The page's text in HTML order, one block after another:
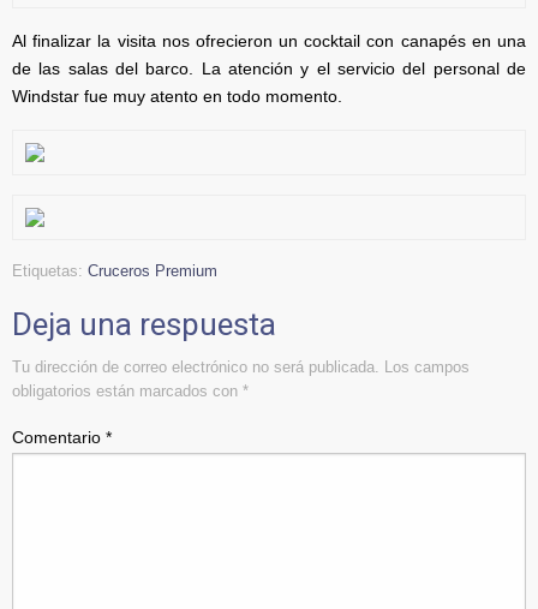
Al finalizar la visita nos ofrecieron un cocktail con canapés en una
de las salas del barco. La atención y el servicio del personal de
Windstar fue muy atento en todo momento.
Etiquetas: Cruceros Premium
Deja una respuesta
Tu dirección de correo electrónico no será publicada. Los campos
obligatorios están marcados con *
Comentario *